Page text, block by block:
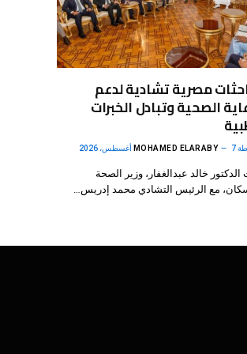
مصرية تشادية لدعم
الصحية وتبادل الخبرات
MOHAMED ELARABY 7 أغسطس، 2026
خالد عبدالغفار، وزير الصحة
مع الرئيس التشادي محمد إدريس…